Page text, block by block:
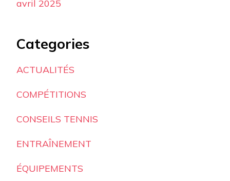
avril 2025
Categories
ACTUALITÉS
COMPÉTITIONS
CONSEILS TENNIS
ENTRAÎNEMENT
ÉQUIPEMENTS